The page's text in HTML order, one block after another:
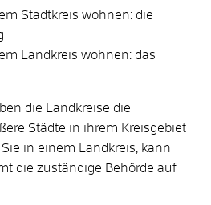
Stadtkreis wohnen: die
Landkreis wohnen: das
die Landkreise die
Städte in ihrem Kreisgebiet
in einem Landkreis, kann
die zuständige Behörde auf